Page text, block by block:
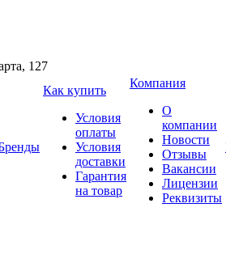
127
Как купить
Условия
оплаты
Условия
доставки
Гарантия
на товар
Компания
О
компании
Новости
Отзывы
Вакансии
Лицензии
Реквизиты